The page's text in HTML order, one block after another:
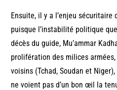
Ensuite, il y a l’enjeu sécuritaire
puisque l’instabilité politique
décès du guide, Mu’ammar
prolifération des milices
voisins (Tchad, Soudan et
ne voient pas d’un bon œil la